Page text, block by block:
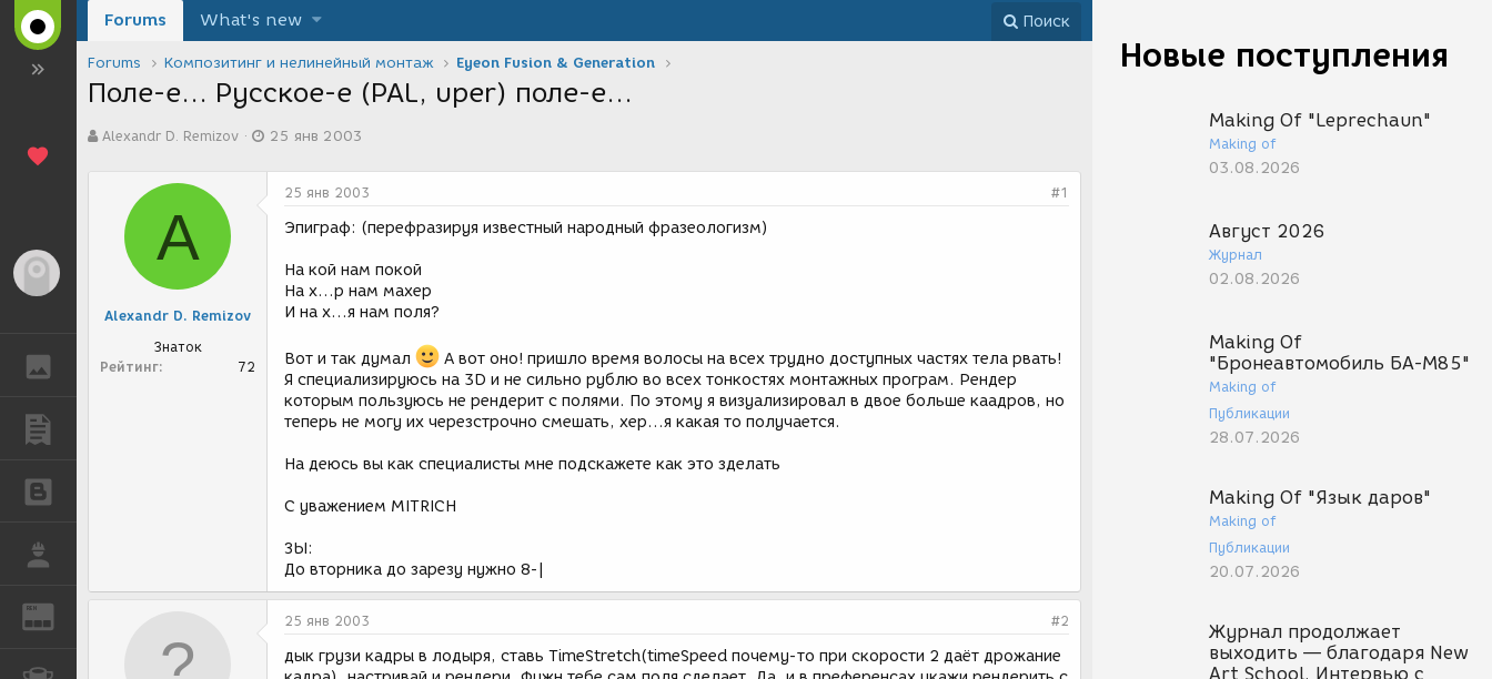
ГАЛЕРЕЯ
REN
Новые поступления
Making Of "Leprechaun"
Making of
03.08.2026
Август 2026
Журнал
02.08.2026
Making Of
"Бронеавтомобиль БА-М85"
Making of
Публикации
28.07.2026
Making Of "Язык даров"
Making of
Публикации
20.07.2026
Журнал продолжает
выходить — благодаря New
Art School. Интервью с
Forums What's new Поиск
Forums Композитинг и нелинейный монтаж Eyeon Fusion & Generation
Поле-е... Русское-е (PAL, uper) поле-е...
в
Alexandr D. Remizov
а
25 янв 2003
A
Alexandr D. Remizov
Знаток
Рейтинг
72
25 янв 2003 #1
Эпиграф: (перефразируя известный народный фразеологизм)
На кой нам покой
На х...р нам махер
И на х...я нам поля?
Вот и так думал
А вот оно! пришло время волосы на всех трудно доступных частях тела рвать!
Я специализируюсь на 3D и не сильно рублю во всех тонкостях монтажных програм. Рендер
которым пользуюсь не рендерит с полями. По этому я визуализировал в двое больше каадров, но
теперь не могу их черезстрочно смешать, хер...я какая то получается.
На деюсь вы как специалисты мне подскажете как это зделать
С уважением MITRICH
ЗЫ:
До вторника до зарезу нужно 8-|
25 янв 2003 #2
дык грузи кадры в лодыря, ставь TimeStretch(timeSpeed почему-то при скорости 2 даёт дрожание